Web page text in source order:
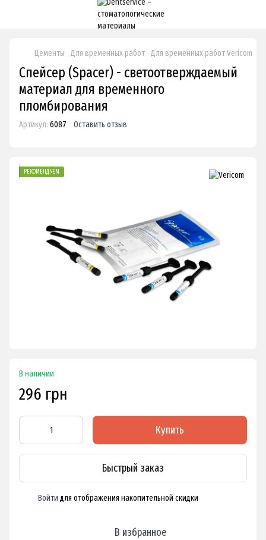
Цементы Для временных работ Для временных работ Vericom
Спейсер (Spacer) - светоотверждаемый
материал для временного
пломбирования
Артикул: 6087 Оставить отзыв
РЕКОМЕНДУЕМ
В наличии
296 грн
Купить
Быстрый заказ
Войти для отображения накопительной скидки
В избранное